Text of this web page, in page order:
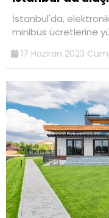
İstanbul'da,
minibüs ücretlerine
17 Haziran 2023